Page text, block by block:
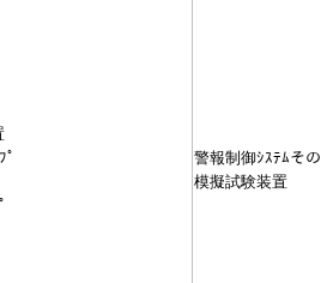
ﾟ
警報制御ｼｽﾃﾑその
模擬試験装置